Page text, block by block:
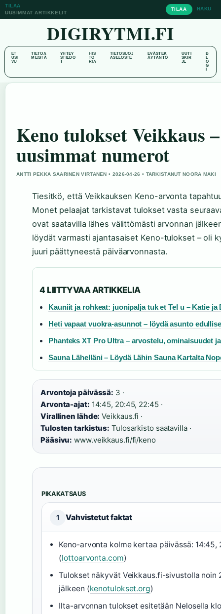
TILAA
UUSIMMAT ARTIKKELIT
TILAA HAKU
DIGIRYTMI.FI
ET
USI
VU
TIETOA
MEISTÄ
YHTEY
STIEDO
T
HIS
TO
RIA
TIETOSUOJ
ASELOSTE
EVÄSTEK
ÄYTÄNTÖ
UUTI
SKIR
JE
B
L
O
G
Keno tulokset Veikkaus
uusimmat numerot
ANTTI PEKKA SAARINEN VIRTANEN • 2026-04-26 • TARKISTANUT NOORA MAKI
Tiesitkö, että Veikkauksen Keno-arvonta
Monet pelaajat tarkistavat tulokset vasta
ovat saatavilla lähes välittömästi arvonnan
löydät varmasti ajantasaiset Keno-tulokset – oli
juuri päättyneestä päiväarvonnasta.
4 LIITTYVAA ARTIKKELIA
Kauniit ja rohkeat: juonipalja tuk et Tel u – Katie ja
Heti vapaat vuokra-asunnot – löydä asunto
Phanteks XT Pro Ultra – arvostelu, ominaisuudet
Sauna Lähelläni – Löydä Lähin Sauna Kartalta
Arvontoja päivässä: 3 ·
Arvonta-ajat: 14:45, 20:45, 22:45 ·
Virallinen lähde: Veikkaus.fi ·
Tulosten tarkistus: Tulosarkisto saatavilla ·
Pääsivu: www.veikkaus.fi/fi/keno
PIKAKATSAUS
1 Vahvistetut faktat
Keno-arvonta kolme kertaa päivässä: 14:45,
(lottoarvonta.com)
Tulokset näkyvät Veikkaus.fi-sivustolla noin
jälkeen (kenotulokset.org)
Ilta-arvonnan tulokset esitetään Nelosella